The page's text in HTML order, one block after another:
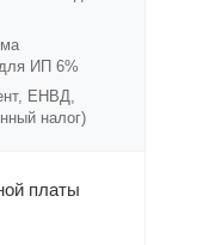
ИП 6%
ЕНВД,
налог)
платы